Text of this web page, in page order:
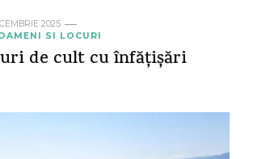
2025
SI LOCURI
de cult cu înfățișări